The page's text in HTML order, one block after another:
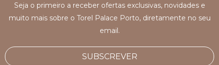
Seja o primeiro a receber ofertas exclusivas, novidades e
muito mais sobre o Torel Palace Porto, diretamente no seu
email.
SUBSCREVER